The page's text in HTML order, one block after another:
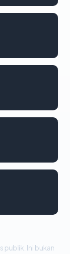
publik. Ini bukan